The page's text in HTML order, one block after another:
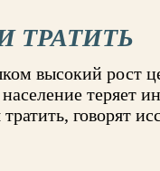
ТРАТИТЬ
высокий рост
теряет
говорят